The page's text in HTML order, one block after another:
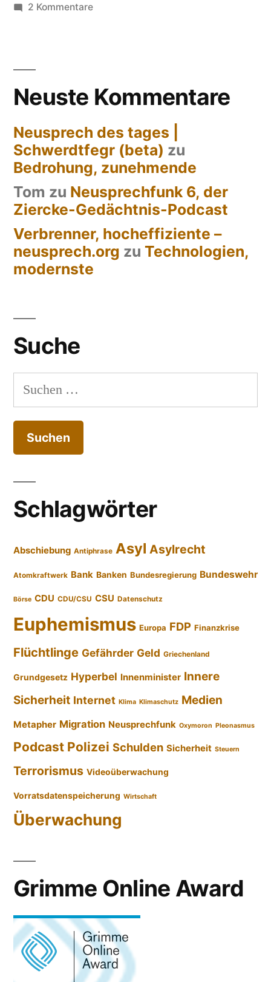
2 Kommentarezu
Neuste Kommentare
Neusprech des tages |
Schwerdtfegr (beta) zu
Bedrohung, zunehmende
Tom zu Neusprechfunk 6, der
Ziercke-Gedächtnis-Podcast
Verbrenner, hocheffiziente –
neusprech.org zu Technologien,
modernste
Suche
Suchen
nach:
Schlagwörter
Abschiebung Antiphrase Asyl Asylrecht
Atomkraftwerk Bank Banken Bundesregierung Bundeswehr
Börse CDU CDU/CSU CSU Datenschutz
Euphemismus Europa FDP Finanzkrise
Flüchtlinge Gefährder Geld Griechenland
Grundgesetz Hyperbel Innenminister Innere
Sicherheit Internet Klima Klimaschutz Medien
Metapher Migration Neusprechfunk Oxymoron Pleonasmus
Podcast Polizei Schulden Sicherheit Steuern
Terrorismus Videoüberwachung
Vorratsdatenspeicherung Wirtschaft
Überwachung
Grimme Online Award